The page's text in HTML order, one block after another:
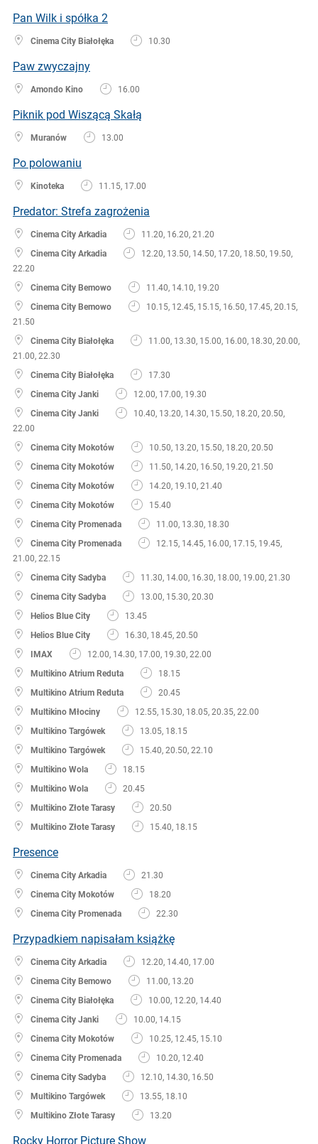
Pan Wilk i spółka 2
Cinema City Białołęka 10.30
Paw zwyczajny
Amondo Kino 16.00
Piknik pod Wiszącą Skałą
Muranów 13.00
Po polowaniu
Kinoteka 11.15, 17.00
Predator: Strefa zagrożenia
Cinema City Arkadia
11.20, 16.20, 21.20
Cinema City Arkadia
12.20, 13.50, 14.50, 17.20, 18.50, 19.50,
22.20
Cinema City Bemowo
11.40, 14.10, 19.20
Cinema City Bemowo
10.15, 12.45, 15.15, 16.50, 17.45, 20.15,
21.50
Cinema City Białołęka
11.00, 13.30, 15.00, 16.00, 18.30, 20.00,
21.00, 22.30
Cinema City Białołęka
17.30
Cinema City Janki
12.00, 17.00, 19.30
Cinema City Janki
10.40, 13.20, 14.30, 15.50, 18.20, 20.50,
22.00
Cinema City Mokotów
10.50, 13.20, 15.50, 18.20, 20.50
Cinema City Mokotów
11.50, 14.20, 16.50, 19.20, 21.50
Cinema City Mokotów
14.20, 19.10, 21.40
Cinema City Mokotów
15.40
Cinema City Promenada
11.00, 13.30, 18.30
Cinema City Promenada
12.15, 14.45, 16.00, 17.15, 19.45,
21.00, 22.15
Cinema City Sadyba
11.30, 14.00, 16.30, 18.00, 19.00, 21.30
Cinema City Sadyba
13.00, 15.30, 20.30
Helios Blue City
13.45
Helios Blue City
16.30, 18.45, 20.50
IMAX
12.00, 14.30, 17.00, 19.30, 22.00
Multikino Atrium Reduta
18.15
Multikino Atrium Reduta
20.45
Multikino Młociny
12.55, 15.30, 18.05, 20.35, 22.00
Multikino Targówek
13.05, 18.15
Multikino Targówek
15.40, 20.50, 22.10
Multikino Wola
18.15
Multikino Wola
20.45
Multikino Złote Tarasy
20.50
Multikino Złote Tarasy
15.40, 18.15
Presence
Cinema City Arkadia
21.30
Cinema City Mokotów
18.20
Cinema City Promenada
22.30
Przypadkiem napisałam książkę
Cinema City Arkadia
12.20, 14.40, 17.00
Cinema City Bemowo
11.00, 13.20
Cinema City Białołęka
10.00, 12.20, 14.40
Cinema City Janki
10.00, 14.15
Cinema City Mokotów
10.25, 12.45, 15.10
Cinema City Promenada
10.20, 12.40
Cinema City Sadyba
12.10, 14.30, 16.50
Multikino Targówek
13.55, 18.10
Multikino Złote Tarasy
13.20
Rocky Horror Picture Show